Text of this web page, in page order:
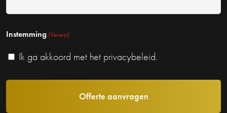
*
Instemming (Vereist)
Ik ga akkoord met het privacybeleid.